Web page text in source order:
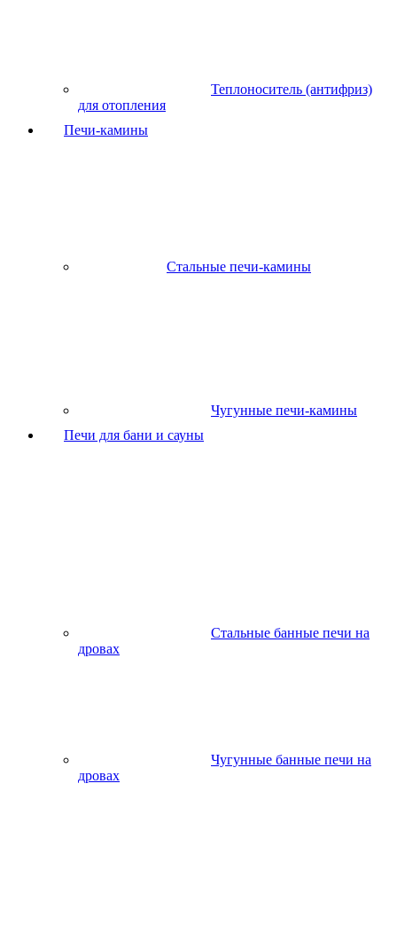
Теплоноситель (антифриз)
для отопления
Печи-камины
Стальные печи-камины
Чугунные печи-камины
Печи для бани и сауны
Стальные банные печи на
дровах
Чугунные банные печи на
дровах